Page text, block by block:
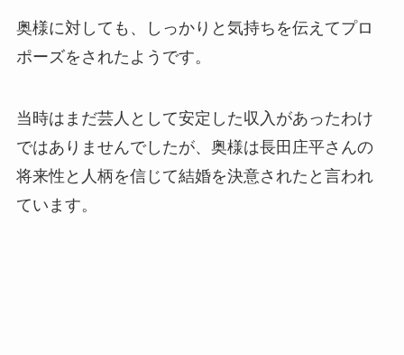
奥様に対しても、しっかりと気持ちを伝えてプロ
ポーズをされたようです。
当時はまだ芸人として安定した収入があったわけ
ではありませんでしたが、奥様は長田庄平さんの
将来性と人柄を信じて結婚を決意されたと言われ
ています。